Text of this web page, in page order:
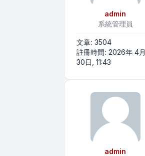
admin
系統管理員
文章: 3504
註冊時間: 2026年 4月
30日, 11:43
admin